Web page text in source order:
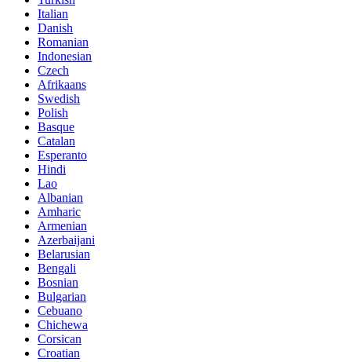
Italian
Danish
Romanian
Indonesian
Czech
Afrikaans
Swedish
Polish
Basque
Catalan
Esperanto
Hindi
Lao
Albanian
Amharic
Armenian
Azerbaijani
Belarusian
Bengali
Bosnian
Bulgarian
Cebuano
Chichewa
Corsican
Croatian